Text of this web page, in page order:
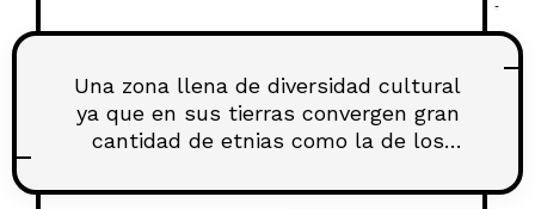
Una zona llena de diversidad cultural
ya que en sus tierras convergen gran
cantidad de etnias como la de los
costarricenses y la población blanca.